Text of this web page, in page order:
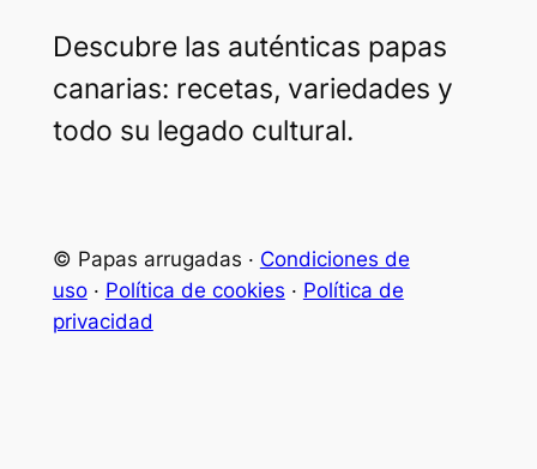
Descubre las auténticas papas
canarias: recetas, variedades y
todo su legado cultural.
© Papas arrugadas · Condiciones de
uso· Política de cookies · Política de
privacidad